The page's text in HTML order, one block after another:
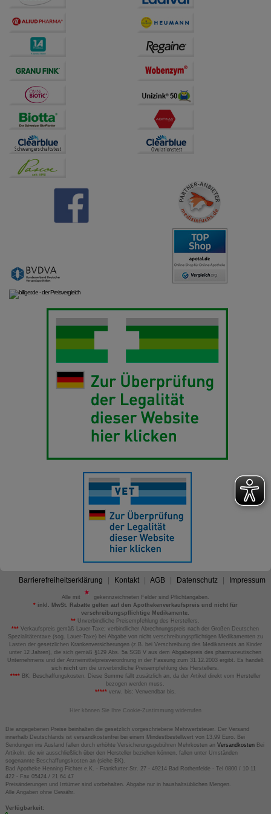
Barrierefreiheitserklärung Kontakt AGB Datenschutz Impressum
Alle mit
gekennzeichneten Felder sind Pflichtangaben.
*inkl. MwSt. Rabatte gelten auf den Apothekenverkaufspreis und nicht für
verschreibungspflichtige Medikamente.
** Unverbindliche Preisempfehlung des Herstellers.
*** Verkaufspreis gemäß Lauer-Taxe; verbindlicher Abrechnungspreis nach der Großen Deutschen
Spezialitätentaxe (sog. Lauer-Taxe) bei Abgabe von nicht verschreibungspflichtigen Medikamenten zu
Lasten der gesetzlichen Krankenversicherungen (z.B. bei Verschreibung des Medikaments an Kinder
unter 12 Jahren), die sich gemäß §129 Abs. 5a SGB V aus dem Abgabepreis des pharmazeutischen
Unternehmens und der Arzneimittelpreisverordnung in der Fassung zum 31.12.2003 ergibt. Es handelt
sich nicht um die unverbindliche Preisempfehlung des Herstellers.
****BK: Beschaffungskosten. Diese Summe fällt zusätzlich an, da der Artikel direkt vom Hersteller
bezogen werden muss.
*****verw. bis: Verwendbar bis.
Hier können Sie Ihre Cookie-Zustimmung widerrufen
Die angegebenen Preise beinhalten die gesetzlich vorgeschriebene Mehrwertsteuer. Der Versand
innerhalb Deutschlands ist versandkostenfrei bei einem Mindestbestellwert von 13,99 Euro. Bei
Sendungen ins Ausland fallen durch erhöhte Versicherungsgebühren Mehrkosten an VersandkostenBei
Artikeln, die wir ausschließlich über den Hersteller beziehen können, fallen unter Umständen
sogenannte Beschaffungskosten an (siehe BK).
Bad Apotheke Henning Fichter e.K. - Frankfurter Str. 27 - 49214 Bad Rothenfelde - Tel 0800 / 10 11
422 - Fax 05424 / 21 64 47
Preisänderungen und Irrtümer sind vorbehalten. Abgabe nur in haushaltsüblichen Mengen.
Alle Angaben ohne Gewähr.
Verfügbarkeit: